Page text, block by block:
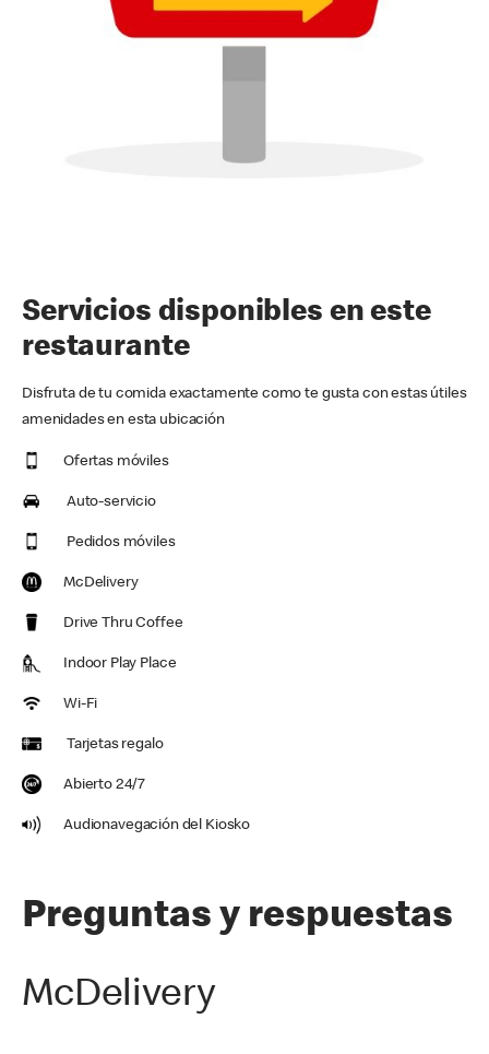
Servicios disponibles en este
restaurante
Disfruta de tu comida exactamente como te gusta con estas útiles
amenidades en esta ubicación
Ofertas móviles
Auto-servicio
Pedidos móviles
McDelivery
Drive Thru Coffee
Indoor Play Place
Wi-Fi
Tarjetas regalo
Abierto 24/7
Audionavegación del Kiosko
Preguntas y respuestas
McDelivery